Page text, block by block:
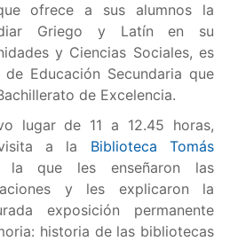
ofrece a sus alumnos la
Griego y Latín en su
y Ciencias Sociales, es
Educación Secundaria que
de Excelencia.
lugar de 11 a 12.45 horas,
a la Biblioteca Tomás
que les enseñaron las
y les explicaron la
exposición permanente
historia de las bibliotecas